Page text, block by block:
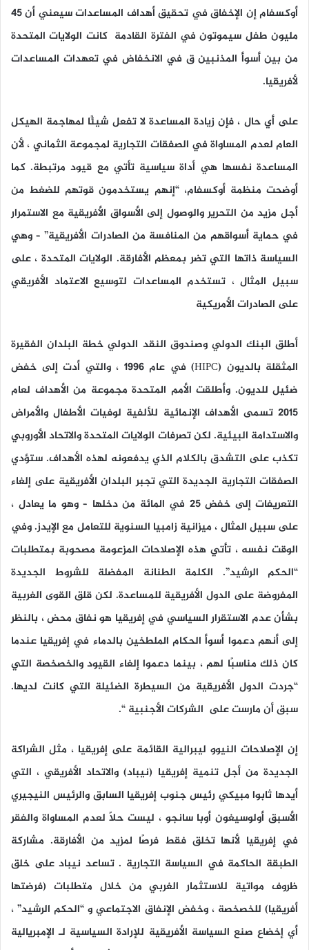
أوكسفام إن الإخفاق في تحقيق أهداف المساعدات سيعني أن 45
مليون طفل سيموتون في الفترة القادمة كانت الولايات المتحدة
من بين أسوأ المذنبين ق في الانخفاض في تعهدات المساعدات
لأفريقيا.
على أي حال ، فإن زيادة المساعدة لا تفعل شيئًا لمهاجمة الهيكل
العام لعدم المساواة في الصفقات التجارية لمجموعة الثماني ، لأن
المساعدة نفسها هي أداة سياسية تأتي مع قيود مرتبطة. كما
أوضحت منظمة أوكسفام، “إنهم يستخدمون قوتهم للضغط من
أجل مزيد من التحرير والوصول إلى الأسواق الأفريقية مع الاستمرار
في حماية أسواقهم من المنافسة من الصادرات الأفريقية” – وهي
السياسة ذاتها التي تضر بمعظم الأفارقة. الولايات المتحدة ، على
سبيل المثال ، تستخدم المساعدات لتوسيع الاعتماد الأفريقي
على الصادرات الأمريكية
أطلق البنك الدولي وصندوق النقد الدولي خطة البلدان الفقيرة
المثقلة بالديون (HIPC) في عام 1996 ، والتي أدت إلى خفض
ضئيل للديون. وأطلقت الأمم المتحدة مجموعة من الأهداف لعام
2015 تسمى الأهداف الإنمائية للألفية لوفيات الأطفال والأمراض
والاستدامة البيئية. لكن تصرفات الولايات المتحدة والاتحاد الأوروبي
تكذب على التشدق بالكلام الذي يدفعونه لهذه الأهداف. ستؤدي
الصفقات التجارية الجديدة التي تجبر البلدان الأفريقية على إلغاء
التعريفات إلى خفض 25 في المائة من دخلها – وهو ما يعادل ،
على سبيل المثال ، ميزانية زامبيا السنوية للتعامل مع الإيدز. وفي
الوقت نفسه ، تأتي هذه الإصلاحات المزعومة مصحوبة بمتطلبات
“الحكم الرشيد”. الكلمة الطنانة المفضلة للشروط الجديدة
المفروضة على الدول الأفريقية للمساعدة. لكن قلق القوى الغربية
بشأن عدم الاستقرار السياسي في إفريقيا هو نفاق محض ، بالنظر
إلى أنهم دعموا أسوأ الحكام الملطخين بالدماء في إفريقيا عندما
كان ذلك مناسبًا لهم ، بينما دعموا إلغاء القيود والخصخصة التي
“جردت الدول الأفريقية من السيطرة الضئيلة التي كانت لديها.
سبق أن مارست على الشركات الأجنبية “.
إن الإصلاحات النيوو ليبرالية القائمة على إفريقيا ، مثل الشراكة
الجديدة من أجل تنمية إفريقيا (نيباد) والاتحاد الأفريقي ، التي
أيدها ثابوا مبيكي رئيس جنوب إفريقيا السابق والرئيس النيجيري
الأسبق أولوسيغون أوبا سانجو ، ليست حلاً لعدم المساواة والفقر
في إفريقيا لأنها تخلق فقط فرصًا لمزيد من الأفارقة. مشاركة
الطبقة الحاكمة في السياسة التجارية . تساعد نيباد على خلق
ظروف مواتية للاستثمار الغربي من خلال متطلبات (فرضتها
أفريقيا) للخصخصة ، وخفض الإنفاق الاجتماعي و “الحكم الرشيد” ،
أي إخضاع صنع السياسة الأفريقية للإرادة السياسية لـ الإمبريالية